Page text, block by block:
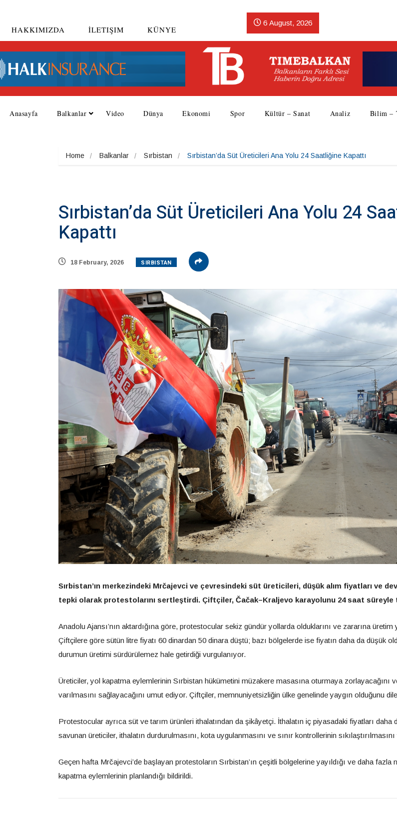
HAKKIMIZDA İLETIŞIM KÜNYE
6 August, 2026
Anasayfa Balkanlar Video Dünya Ekonomi Spor Kültür – Sanat Analiz Bilim –
Home Balkanlar Sırbistan Sırbistan’da Süt Üreticileri Ana Yolu 24 Saatliğine Kapattı
Sırbistan’da Süt Üreticileri Ana Yolu 24
Kapattı
18 February, 2026 SIRBISTAN
Sırbistan’ın merkezindeki Mrčajevci ve çevresindeki süt üreticileri, düşük alım fiyatları ve
tepki olarak protestolarını sertleştirdi. Çiftçiler, Čačak–Kraljevo karayolunu 24 saat süreyle
Anadolu Ajansı’nın aktardığına göre, protestocular sekiz gündür yollarda olduklarını ve zararına üretim
Çiftçilere göre sütün litre fiyatı 60 dinardan 50 dinara düştü; bazı bölgelerde ise fiyatın daha da düşük
durumun üretimi sürdürülemez hale getirdiği vurgulanıyor.
Üreticiler, yol kapatma eylemlerinin Sırbistan hükümetini müzakere masasına oturmaya zorlayacağını
varılmasını sağlayacağını umut ediyor. Çiftçiler, memnuniyetsizliğin ülke genelinde yaygın olduğunu
Protestocular ayrıca süt ve tarım ürünleri ithalatından da şikâyetçi. İthalatın iç piyasadaki fiyatları daha
savunan üreticiler, ithalatın durdurulmasını, kota uygulanmasını ve sınır kontrollerinin
Geçen hafta Mrčajevci’de başlayan protestoların Sırbistan’ın çeşitli bölgelerine yayıldığı ve daha fazla
kapatma eylemlerinin planlandığı bildirildi.